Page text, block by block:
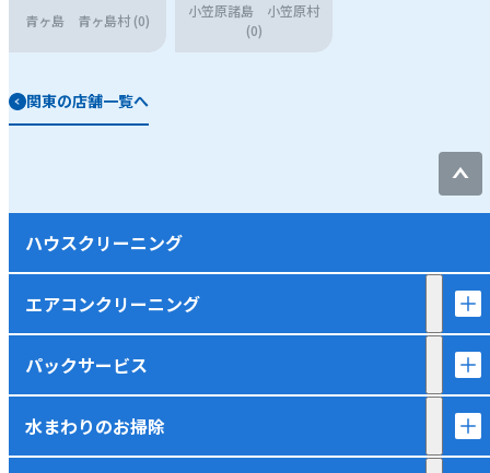
青ヶ島 青ヶ島村 (0)
小笠原諸島 小笠原村
(0)
関東の店舗一覧へ
ハウスクリーニング
エアコンクリーニング
パックサービス
水まわりのお掃除